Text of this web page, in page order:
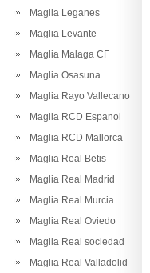
Maglia Leganes
Maglia Levante
Maglia Malaga CF
Maglia Osasuna
Maglia Rayo Vallecano
Maglia RCD Espanol
Maglia RCD Mallorca
Maglia Real Betis
Maglia Real Madrid
Maglia Real Murcia
Maglia Real Oviedo
Maglia Real sociedad
Maglia Real Valladolid